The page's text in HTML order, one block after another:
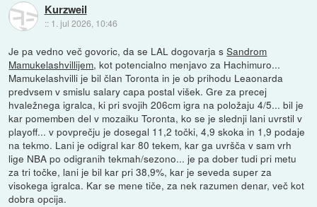
Kurzweil
:: 1. jul 2026, 10:46
Je pa vedno več govoric, da se LAL dogovarja sSandrom
Mamukelashvillijem, kot potencialno menjavo za Hachimuro...
Mamukelashvilli je bil član Toronta in je ob prihodu Leaonarda
predvsem v smislu salary capa postal višek. Gre za precej
hvaležnega igralca, ki pri svojih 206cm igra na položaju 4/5... bil je
kar pomemben del v mozaiku Toronta, ko se je slednji lani uvrstil v
playoff... v povprečju je dosegal 11,2 točki, 4,9 skoka in 1,9 podaje
na tekmo. Lani je odigral kar 80 tekem, kar ga uvršča v sam vrh
lige NBA po odigranih tekmah/sezono... je pa dober tudi pri metu
za tri točke, lani je bil kar pri 38,9%, kar je seveda super za
visokega igralca. Kar se mene tiče, za nek razumen denar, več kot
dobra opcija.